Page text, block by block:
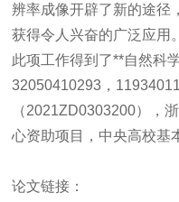
辨率成像开辟了新的途径
获得令人兴奋的广泛应用
此项工作得到了**自然科
32050410293，
（2021ZD0303200），
心资助项目，中央高校基
论文链接：